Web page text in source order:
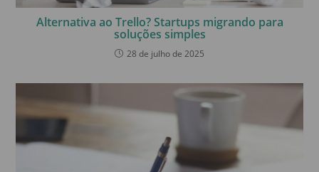
Alternativa ao Trello? Startups migrando para
soluções simples
28 de julho de 2025